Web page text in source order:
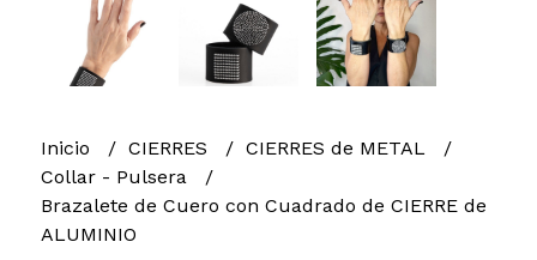
Inicio CIERRES
CIERRES de METAL
Collar - Pulsera
Brazalete de Cuero con Cuadrado de CIERRE de
ALUMINIO